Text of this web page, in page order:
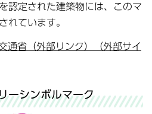
認定された建築物には、このマ
れています。
通省（外部リンク）（外部サイ
ーシンボルマーク